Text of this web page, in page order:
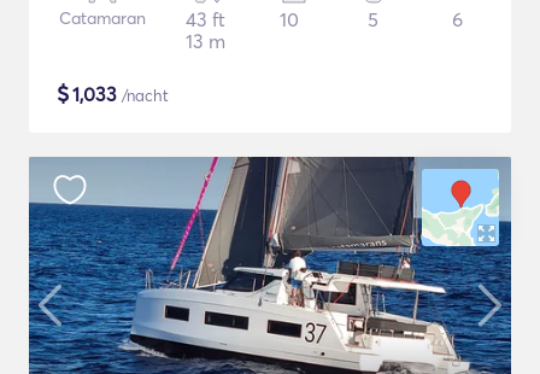
Catamaran
43 ft
13 m
10 5 6
$1,033 /nacht